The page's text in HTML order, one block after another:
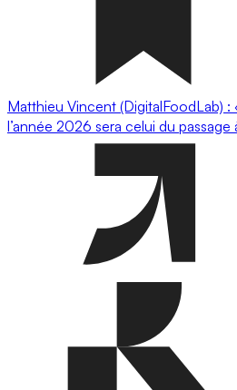
Matthieu Vincent (DigitalFoodLab)
l’année 2026 sera celui du passage